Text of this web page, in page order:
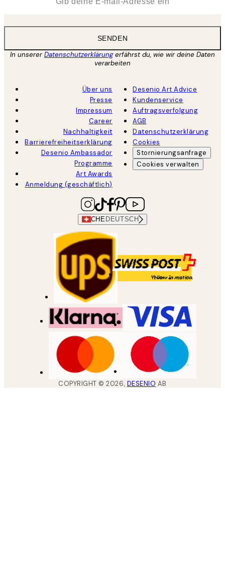
SENDEN
In unsererDatenschutzerklärungerfährst du, wie wir deine Daten
verarbeiten
Über uns
Presse
Impressum
Career
Nachhaltigkeit
Barrierefreiheitserklärung
Desenio Ambassador
Programme
Art Awards
Anmeldung (geschäftlich)
Desenio Art Advice
Kundenservice
Auftragsverfolgung
AGB
Datenschutzerklärung
Cookies
Stornierungsanfrage
Cookies verwalten
CHE DEUTSCH
COPYRIGHT ©2026, DESENIO AB